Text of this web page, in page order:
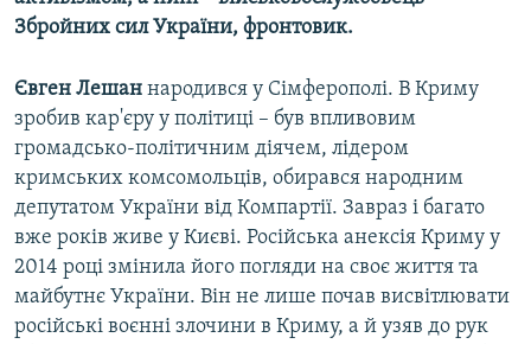
Збройних сил України, фронтовик.
Євген Лешан народився у Сімферополі. В Криму
зробив кар'єру у політиці – був впливовим
громадсько-політичним діячем, лідером
кримських комсомольців, обирався народним
депутатом України від Компартії. Завраз і багато
вже років живе у Києві. Російська анексія Криму у
2014 році змінила його погляди на своє життя та
майбутнє України. Він не лише почав висвітлювати
російські воєнні злочини в Криму, а й узяв до рук